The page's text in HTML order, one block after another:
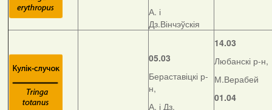
А. і
Дз.Вінчэўскія
05.03
Бераставіцкі р-
н,
А. і Дз.
14.03
Любанскі р-н,
М.Верабей
01.04